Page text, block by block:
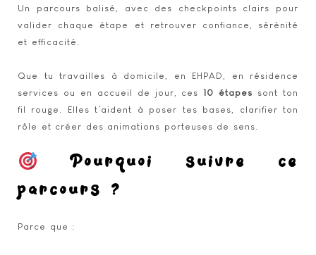
Un parcours balisé, avec des checkpoints clairs pour
valider chaque étape et retrouver confiance, sérénité
et efficacité.
Que tu travailles à domicile, en EHPAD, en résidence
services ou en accueil de jour, ces 10 étapes sont ton
fil rouge. Elles t’aident à poser tes bases, clarifier ton
rôle et créer des animations porteuses de sens.
Pourquoi suivre ce
parcours ?
Parce que :